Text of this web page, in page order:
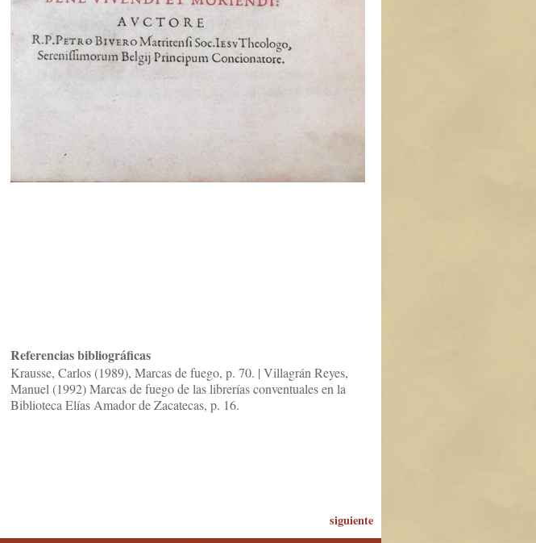
Referencias bibliográficas
Krausse, Carlos (1989), Marcas de fuego, p. 70. | Villagrán Reyes,
Manuel (1992) Marcas de fuego de las librerías conventuales en la
Biblioteca Elías Amador de Zacatecas, p. 16.
siguiente